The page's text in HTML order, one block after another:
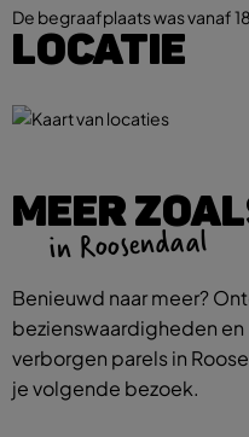
De begraafplaats was vanaf
LOCATIE
MEER
in Roosendaal
Benieuwd naar meer?
bezienswaardigheden en
verborgen parels in
je volgende bezoek.